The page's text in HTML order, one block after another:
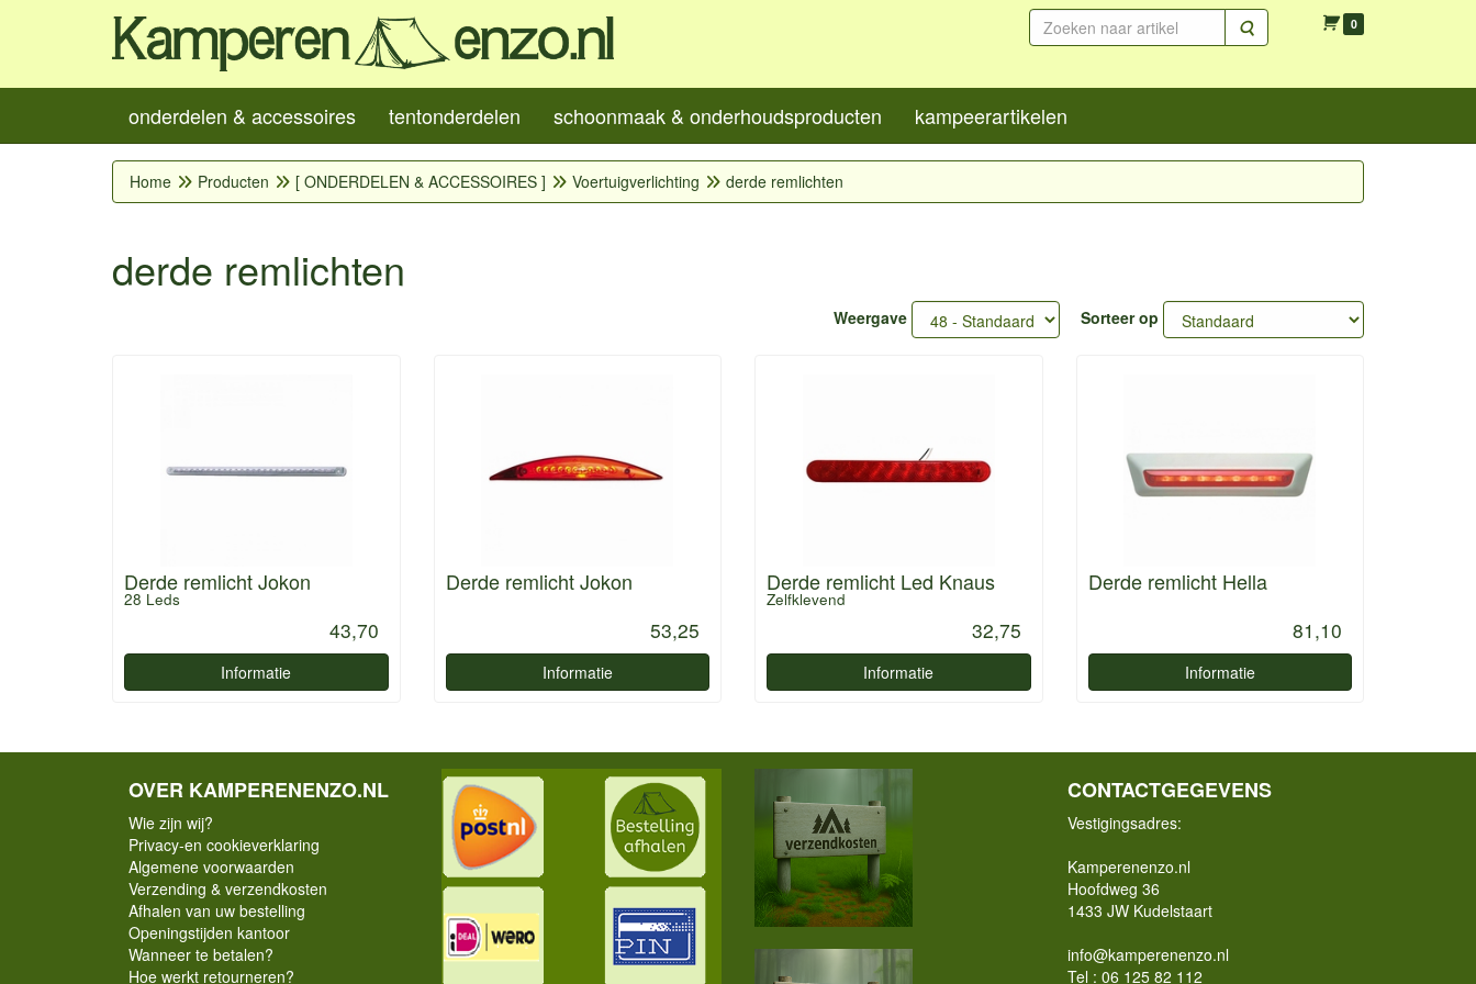
Zoeken 0
onderdelen & accessoires tentonderdelen schoonmaak & onderhoudsproducten kampeerartikelen
Home Producten [ ONDERDELEN & ACCESSOIRES ] Voertuigverlichting derde remlichten
derde remlichten
Weergave Sorteer op
Derde remlicht Jokon
28 Leds
43,70
Informatie
Derde remlicht Jokon
53,25
Informatie
Derde remlicht Led Knaus
Zelfklevend
32,75
Informatie
Derde remlicht Hella
81,10
Informatie
OVER KAMPERENENZO.NL
Wie zijn wij?
Privacy-en cookieverklaring
Algemene voorwaarden
Verzending & verzendkosten
Afhalen van uw bestelling
Openingstijden kantoor
Wanneer te betalen?
Hoe werkt retourneren?
CONTACTGEGEVENS
Vestigingsadres:
Kamperenenzo.nl
Hoofdweg 36
1433 JW Kudelstaart
info@kamperenenzo.nl
Tel : 06 125 82 112